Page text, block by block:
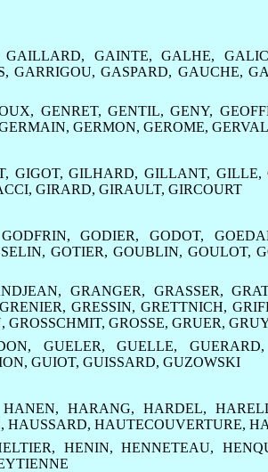
GAILLARD, GAINTE,GALHE,
, GARRIGOU,GASPARD, GAUCHE,
, GENRET,GENTIL,GENY,
, GERMON, GEROME, GERVAL
, GIGOT,GILHARD, GILLANT, GILLE,
, GIRARD, GIRAULT, GIRCOURT
GODFRIN,GODIER, GODOT,
,GOTIER,GOUBLIN,GOULOT,
, GRANGER, GRASSER,
GRENIER, GRESSIN, GRETTNICH,
, GROSSCHMIT, GROSSE, GRUER,
, GUELER,GUELLE, GUERARD
, GUIOT, GUISSARD, GUZOWSKI
HANEN, HARANG,HARDEL,
, HAUSSARD, HAUTECOUVERTURE,
, HENIN,HENNETEAU,